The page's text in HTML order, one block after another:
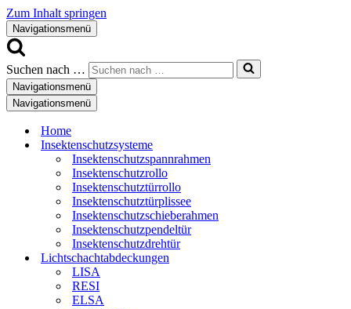
Zum Inhalt springen
Navigationsmenü
Suchen nach …
Navigationsmenü
Navigationsmenü
Home
Insektenschutzsysteme
Insektenschutzspannrahmen
Insektenschutzrollo
Insektenschutztürrollo
Insektenschutztürplissee
Insektenschutzschieberahmen
Insektenschutzpendeltür
Insektenschutzdrehtür
Lichtschachtabdeckungen
LISA
RESI
ELSA